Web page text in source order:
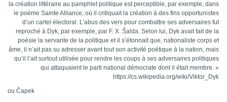
la création littéraire au pamphlet politique est perceptible, par exemple, dans
le poème Sainte Alliance, où il critiquait la création à des fins opportunistes
d’un cartel électoral. L’abus des vers pour combattre ses adversaires fut
reproché à Dyk, par exemple, par F. X. Šalda. Selon lui, Dyk avait fait de la
poésie la servante de la politique et il s’étonnait que, nationaliste corps et
âme, il n’ait pas su adresser avant tout son activité poétique à la nation, mais
qu’il l’ait surtout utilisée pour rendre les coups à ses adversaires politiques
qui attaquaient le parti national démocrate dont il était membre. »
https://cs.wikipedia.org/wiki/Viktor_Dyk
ou Čapek